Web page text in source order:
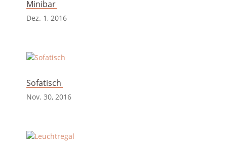
Minibar
Dez. 1, 2016
Sofatisch
Nov. 30, 2016